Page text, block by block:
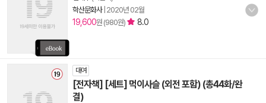
학산문화사| 2020년 02월
19,600원 (980원) 8.0
대여
[전자책] [세트] 먹이사슬 (외전 포함) (총44화/완
결)